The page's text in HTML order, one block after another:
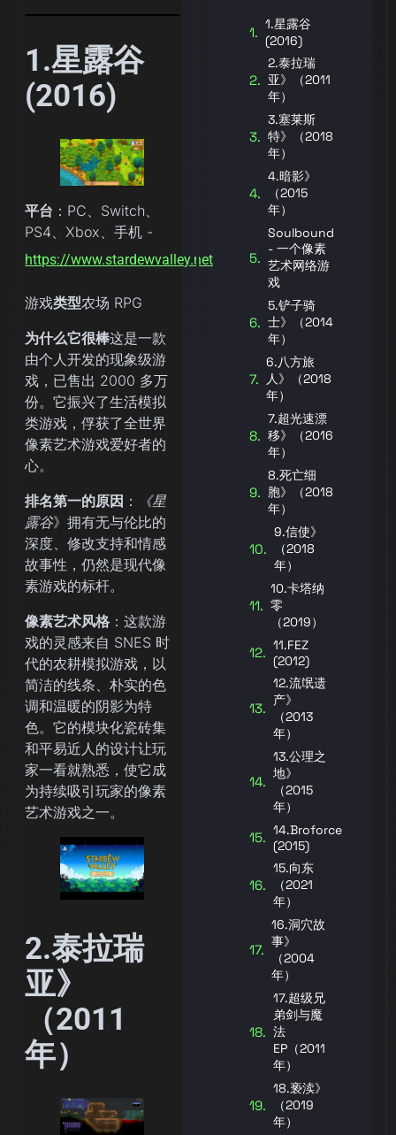
1.星露谷
(2016)
平台 ：PC、Switch、
PS4、Xbox、手机 -
https://www.stardewvalley.net/
游戏类型农场 RPG
为什么它很棒这是一款
由个人开发的现象级游
戏，已售出 2000 多万
份。它振兴了生活模拟
类游戏，俘获了全世界
像素艺术游戏爱好者的
心。
排名第一的原因 ：
《星
露谷》拥有无与伦比的
深度、修改支持和情感
故事性，仍然是现代像
素游戏的标杆。
像素艺术风格 ：这款游
戏的灵感来自 SNES 时
代的农耕模拟游戏，以
简洁的线条、朴实的色
调和温暖的阴影为特
色。它的模块化瓷砖集
和平易近人的设计让玩
家一看就熟悉，使它成
为持续吸引玩家的像素
艺术游戏之一。
2.泰拉瑞
亚》
（2011
年）
1.星露谷
(2016)
2.泰拉瑞
亚》（2011
年）
3.塞莱斯
特》（2018
年）
4.暗影》
（2015
年）
Soulbound
- 一个像素
艺术网络游
戏
5.铲子骑
士》（2014
年）
6.八方旅
人》（2018
年）
7.超光速漂
移》（2016
年）
8.死亡细
胞》（2018
年）
9.信使》
（2018
年）
10.卡塔纳
零
（2019）
11.FEZ
(2012)
12.流氓遗
产》
（2013
年）
13.公理之
地》
（2015
年）
14.Broforce
(2015)
15.向东
（2021
年）
16.洞穴故
事》
（2004
年）
17.超级兄
弟剑与魔
法
EP（2011
年）
18.亵渎》
（2019
年）